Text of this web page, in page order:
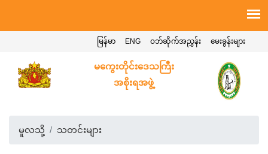
မေးခွန်းများ
ဝဘ်ဆိုက်အညွှန်း
ENG
မြန်မာ
မကွေးတိုင်းဒေသကြီး
အစိုးရအဖွဲ့
မူလသို့ သတင်းများ